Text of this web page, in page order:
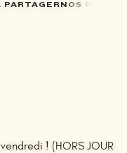
PARTAGER NOS
! (HORS JOUR